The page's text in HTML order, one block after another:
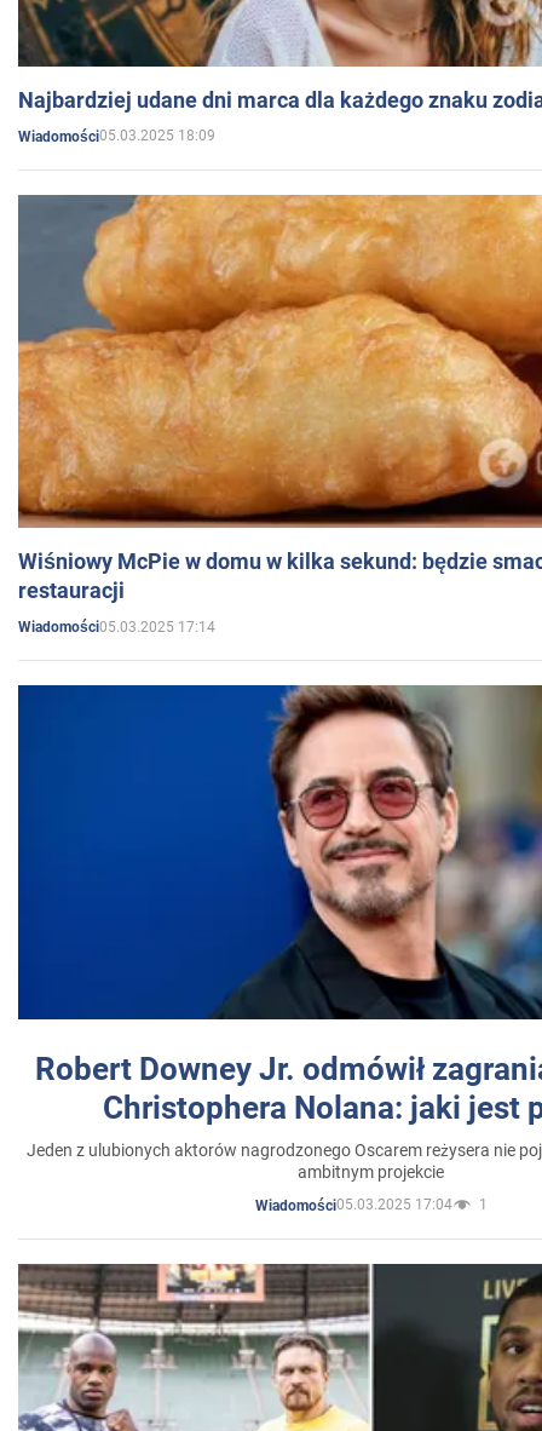
Najbardziej udane dni marca dla każdego znaku
Wiadomości05.03.2025 18:09
Wiśniowy McPie w domu w kilka sekund: będzie
restauracji
Wiadomości05.03.2025 17:14
Robert Downey Jr. odmówił
Christophera Nolana: jaki jest
Jeden z ulubionych aktorów nagrodzonego Oscarem reżysera nie
ambitnym projekcie
Wiadomości05.03.2025 17:04 1